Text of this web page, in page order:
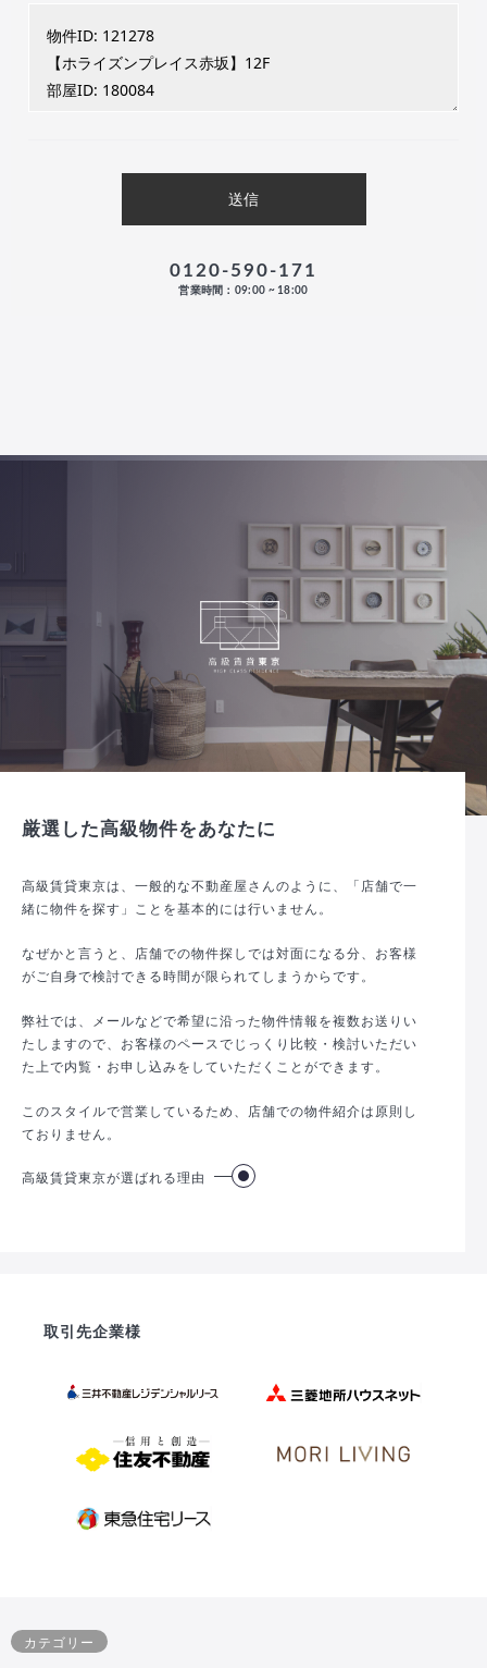
0120-590-171
営業時間：09:00 ~ 18:00
厳選した高級物件をあなたに
高級賃貸東京は、一般的な不動産屋さんのように、「店舗で一
緒に物件を探す」ことを基本的には行いません。
なぜかと言うと、店舗での物件探しでは対面になる分、お客様
がご自身で検討できる時間が限られてしまうからです。
弊社では、メールなどで希望に沿った物件情報を複数お送りい
たしますので、お客様のペースでじっくり比較・検討いただい
た上で内覧・お申し込みをしていただくことができます。
このスタイルで営業しているため、店舗での物件紹介は原則し
ておりません。
高級賃貸東京が選ばれる理由
取引先企業様
カテゴリー